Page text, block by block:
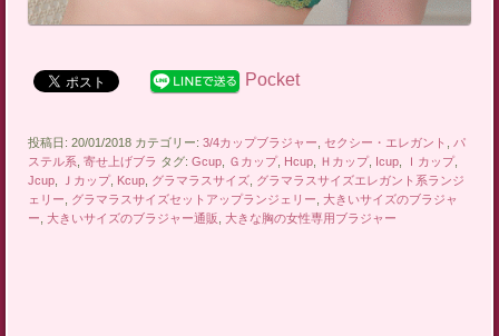
Pocket
投稿日: 20/01/2018 カテゴリー: 3/4カップブラジャー セクシー・エレガント
パ
ステル系 寄せ上げブラ タグ: Gcup, Ｇカップ, Hcup, Ｈカップ, Icup, Ｉカップ,
Jcup, Ｊカップ, Kcup, グラマラスサイズ, グラマラスサイズエレガント系ランジ
ェリー
グラマラスサイズセットアップランジェリー 大きいサイズのブラジャ
ー 大きいサイズのブラジャー通販 大きな胸の女性専用ブラジャー